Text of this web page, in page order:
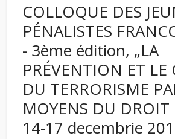
COLLOQUE DES
PÉNALISTES
- 3ème édition, „LA
PRÉVENTION ET LE
DU TERRORISME
MOYENS DU DROIT
14-17 decembrie